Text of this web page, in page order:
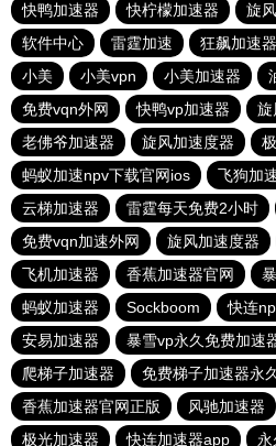
快鸭加速器
快柠檬加速器 旋
软件中心
雷霆加速 狂飙加速器
小美
小美vpn 小美加速器
免费vqn外网
快鸭vp加速器 旋
老佛爷加速器
旋风加速度器
蚂蚁加速npv下载官网ios
飞狗加
云梯加速器
雷霆每天免费2小时
免费vqn加速外网
旋风加速度器
飞机加速器
香蕉加速器官网
蚂蚁加速器
Sockboom 快连
安易加速器
暴雪vp永久免费加速
爬梯子加速器
免费梯子加速器永
香蕉加速器官网正版
风驰加速器
极光加速器
快连加速器app